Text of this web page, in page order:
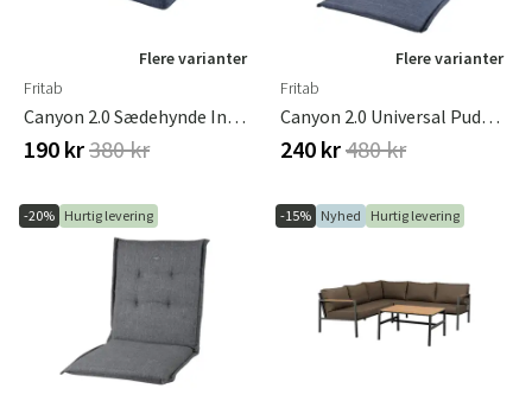
Flere varianter
Fritab
Canyon 2.0 Sædehynde Indigo
190 kr380 kr
Flere varianter
Fritab
Canyon 2.0 Universal Pude Indigo
240 kr480 kr
-20% Hurtig levering -15% Nyhed Hurtig levering